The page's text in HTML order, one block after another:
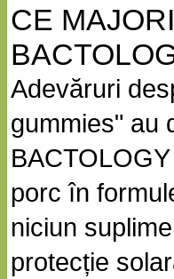
CE
Adevăruri
gummies" au
porc în
niciun
protecție